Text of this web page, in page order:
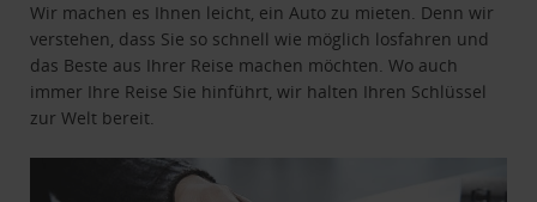
Wir machen es Ihnen leicht, ein Auto zu mieten. Denn wir
verstehen, dass Sie so schnell wie möglich losfahren und
das Beste aus Ihrer Reise machen möchten. Wo auch
immer Ihre Reise Sie hinführt, wir halten Ihren Schlüssel
zur Welt bereit.